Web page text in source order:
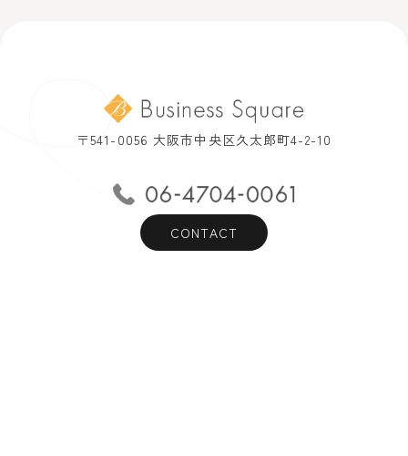
〒541-0056 大阪市中央区久太郎町4-2-10
CONTACT